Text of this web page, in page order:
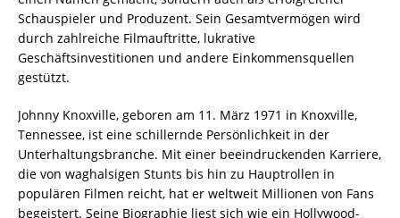
Schauspieler und Produzent. Sein Gesamtvermögen wird
durch zahlreiche Filmauftritte, lukrative
Geschäftsinvestitionen und andere Einkommensquellen
gestützt.
Johnny Knoxville, geboren am 11. März 1971 in Knoxville,
Tennessee, ist eine schillernde Persönlichkeit in der
Unterhaltungsbranche. Mit einer beeindruckenden Karriere,
die von waghalsigen Stunts bis hin zu Hauptrollen in
populären Filmen reicht, hat er weltweit Millionen von Fans
begeistert. Seine Biographie liest sich wie ein Hollywood-